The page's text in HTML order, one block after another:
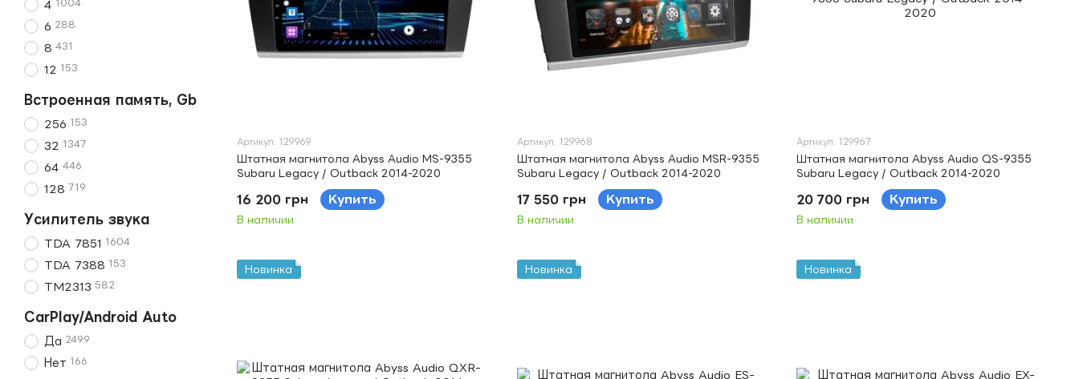
Артикул: 129969
Штатная магнитола Abyss Audio MS-9355
Subaru Legacy / Outback 2014-2020
16 200 грн Купить
В наличии
Артикул: 129968
Штатная магнитола Abyss Audio MSR-9355
Subaru Legacy / Outback 2014-2020
17 550 грн Купить
В наличии
Артикул: 129967
Штатная магнитола Abyss Audio QS-9355
Subaru Legacy / Outback 2014-2020
20 700 грн Купить
В наличии
Новинка Новинка Новинка
4 1004
6 288
8 431
12 153
Встроенная память, Gb
256 153
32 1347
64 446
128 719
Усилитель звука
TDA 7851 1604
TDA 7388 153
TM2313 582
CarPlay/Android Auto
Да 2499
Нет 166